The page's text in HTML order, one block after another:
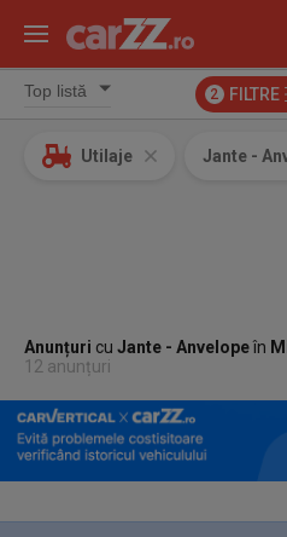
2 FILTRE
Utilaje Jante -
Anunțuri cuJante - Anvelopeîn
12 anunțuri